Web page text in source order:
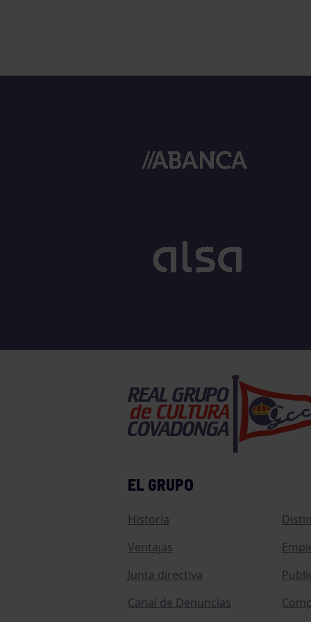
EL GRUPO
Historia
Ventajas
Junta directiva
Canal de Denuncias